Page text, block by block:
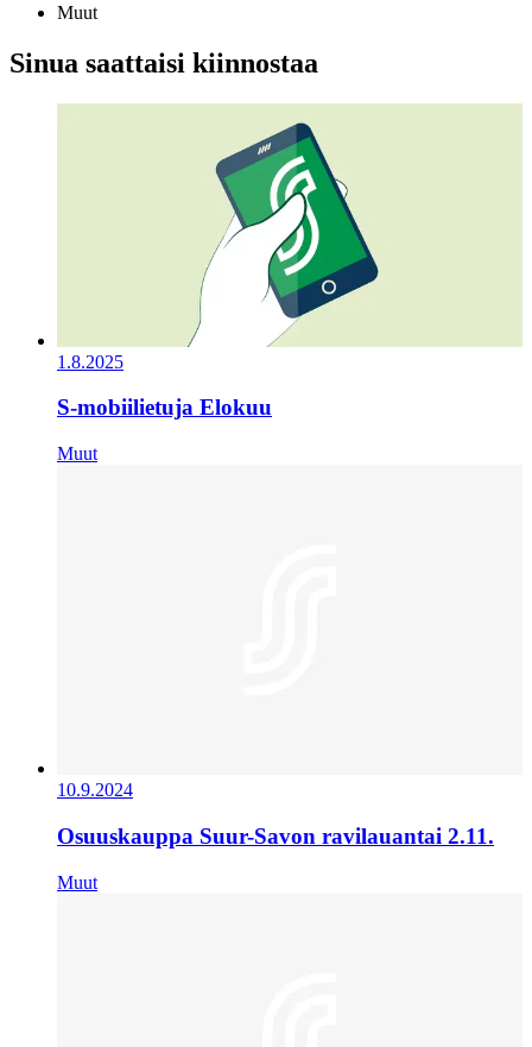
Muut
Sinua saattaisi kiinnostaa
1.8.2025
S-mobiilietuja Elokuu
Muut
10.9.2024
Osuuskauppa Suur-Savon ravilauantai 2.11.
Muut